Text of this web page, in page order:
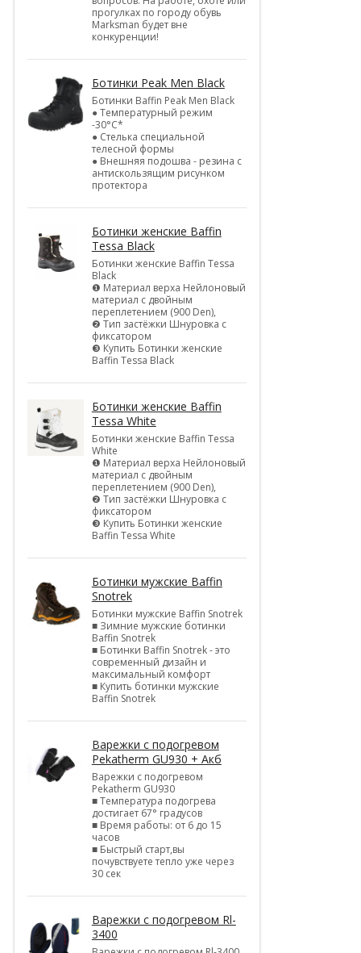
прогулках по городу обувь
Marksman будет вне
конкуренции!
Ботинки Peak Men Black
Ботинки Baffin Peak Men Black
● Температурный режим
-30°С*
● Стелька специальной
телесной формы
● Внешняя подошва - резина с
антискользящим рисунком
протектора
Ботинки женские Baffin
Tessa Black
Ботинки женские Baffin Tessa
Black
❶ Материал верха Нейлоновый
материал с двойным
переплетением (900 Den),
❷ Тип застёжки Шнуровка с
фиксатором
❸ Купить Ботинки женские
Baffin Tessa Black
Ботинки женские Baffin
Tessa White
Ботинки женские Baffin Tessa
White
❶ Материал верха Нейлоновый
материал с двойным
переплетением (900 Den),
❷ Тип застёжки Шнуровка с
фиксатором
❸ Купить Ботинки женские
Baffin Tessa White
Ботинки мужские Baffin
Snotrek
Ботинки мужские Baffin Snotrek
■ Зимние мужские ботинки
Baffin Snotrek
■ Ботинки Baffin Snotrek - это
современный дизайн и
максимальный комфорт
■ Купить ботинки мужские
Baffin Snotrek
Варежки с подогревом
Pekatherm GU930 + Акб
Варежки с подогревом
Pekatherm GU930
■ Температура подогрева
достигает 67° градусов
■ Время работы: от 6 до 15
часов
■ Быстрый старт,вы
почувствуете тепло уже через
30 сек
Варежки с подогревом Rl-
3400